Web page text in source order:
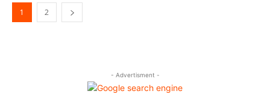
1 2
- Advertisment -